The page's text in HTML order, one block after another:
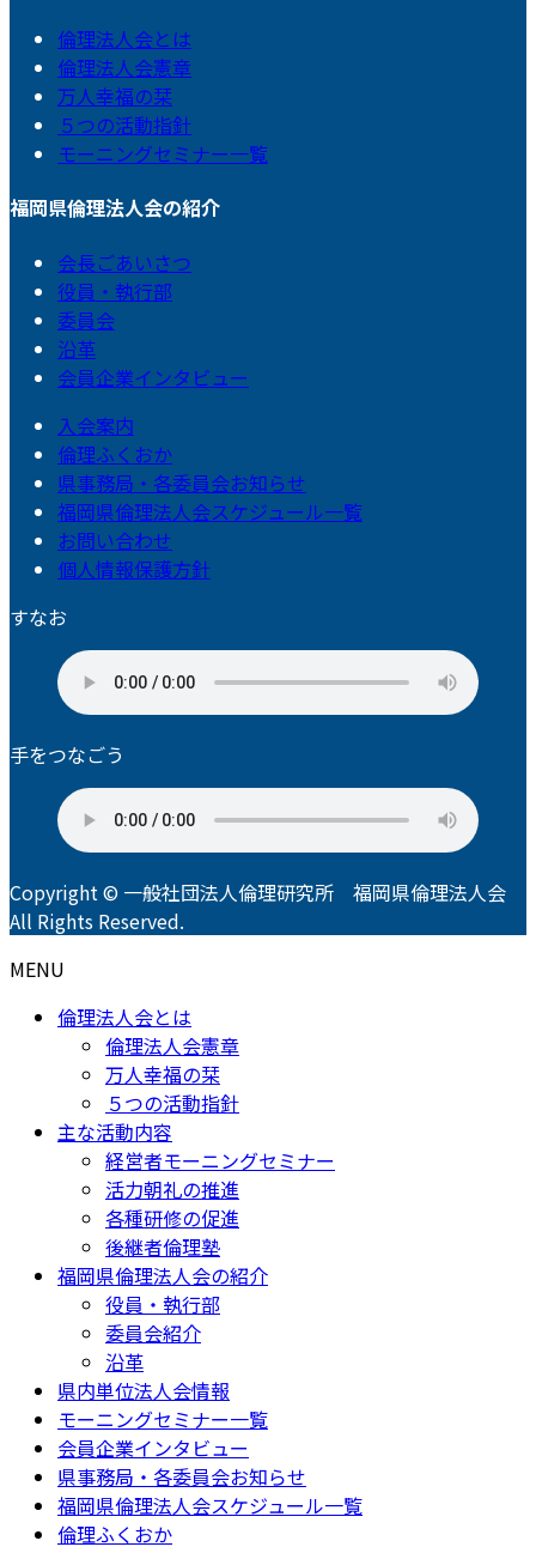
倫理法人会とは
倫理法人会憲章
万人幸福の栞
５つの活動指針
モーニングセミナー一覧
福岡県倫理法人会の紹介
会長ごあいさつ
役員・執行部
委員会
沿革
会員企業インタビュー
入会案内
倫理ふくおか
県事務局・各委員会お知らせ
福岡県倫理法人会スケジュール一覧
お問い合わせ
個人情報保護方針
すなお
手をつなごう
Copyright © 一般社団法人倫理研究所 福岡県倫理法人会
All Rights Reserved.
MENU
倫理法人会とは
倫理法人会憲章
万人幸福の栞
５つの活動指針
主な活動内容
経営者モーニングセミナー
活力朝礼の推進
各種研修の促進
後継者倫理塾
福岡県倫理法人会の紹介
役員・執行部
委員会紹介
沿革
県内単位法人会情報
モーニングセミナー一覧
会員企業インタビュー
県事務局・各委員会お知らせ
福岡県倫理法人会スケジュール一覧
倫理ふくおか